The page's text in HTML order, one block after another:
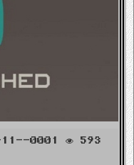
0001
593